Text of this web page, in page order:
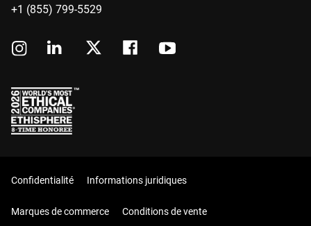
+1 (855) 799-5529
Confidentialité Informations juridiques
Marques de commerce Conditions de vente